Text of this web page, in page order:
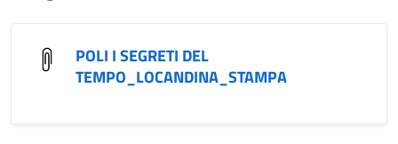
POLI I SEGRETI DEL
TEMPO_LOCANDINA_STAMPA